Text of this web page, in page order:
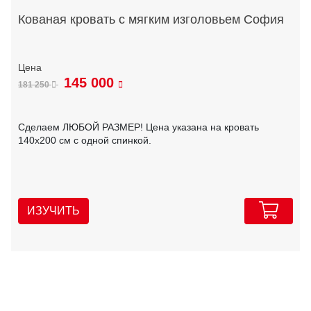
Кованая кровать с мягким изголовьем София
181 250 145 000
Сделаем ЛЮБОЙ РАЗМЕР! Цена указана на кровать
140х200 см с одной спинкой.
ИЗУЧИТЬ